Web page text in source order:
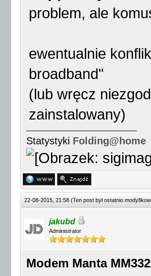
problem, ale
ewentualnie
broadband"
(lub wręcz
zainstalowany)
Statystyki Folding@home
22-08-2015, 21:58 (Ten post był ostatnio
jakubd
Administrator
Modem Manta MM332